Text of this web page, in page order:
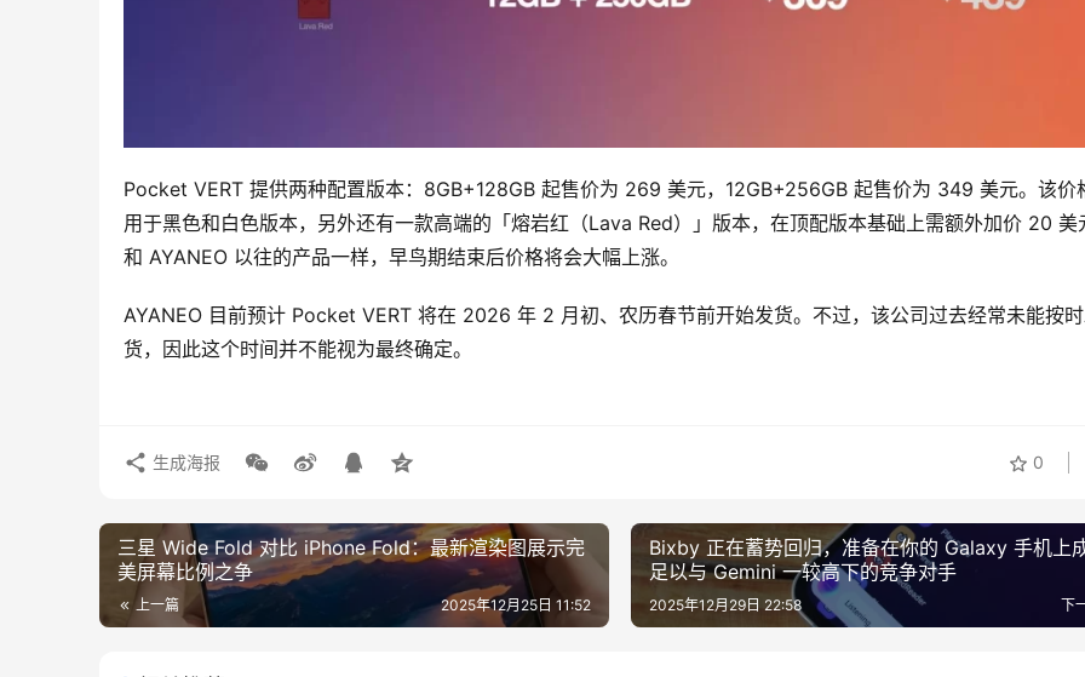
Pocket VERT 提供两种配置版本：8GB+128GB 起售价为 269 美元，12GB+256GB 起售价为 349 美元。该价
用于黑色和白色版本，另外还有一款高端的「熔岩红（Lava Red）」版本，在顶配版本基础上需额外加价 20 美
和 AYANEO 以往的产品一样，早鸟期结束后价格将会大幅上涨。
AYANEO 目前预计 Pocket VERT 将在 2026 年 2 月初、农历春节前开始发货。不过，该公司过去经常未能按
货，因此这个时间并不能视为最终确定。
0
生成海报
三星 Wide Fold 对比 iPhone Fold：最新渲染图展示完
美屏幕比例之争
上一篇 2025年12月25日 11:52
Bixby 正在蓄势回归，准备在你的 Galaxy 手机上
足以与 Gemini 一较高下的竞争对手
下
2025年12月29日 22:58